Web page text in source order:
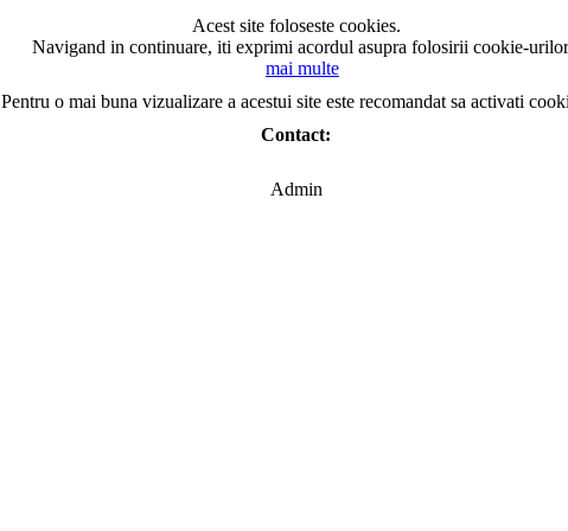
Acest site foloseste cookies.
Navigand in continuare, iti exprimi acordul asupra folosirii cookie-
mai multe
Pentru o mai buna vizualizare a acestui site este recomandat sa activati
Contact:
Admin